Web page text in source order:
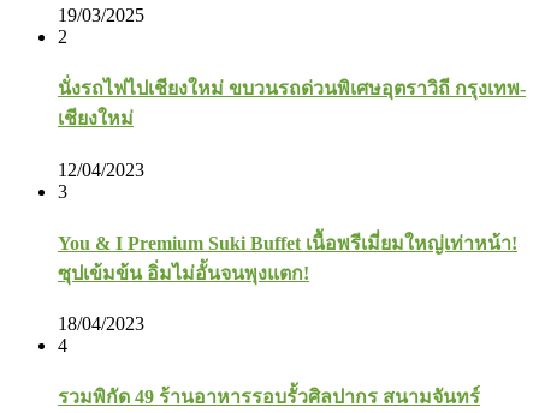
19/03/2025
2
นั่งรถไฟไปเชียงใหม่ ขบวนรถด่วนพิเศษอุตราวิถี กรุงเทพ-
เชียงใหม่
12/04/2023
3
You & I Premium Suki Buffet เนื้อพรีเมี่ยมใหญ่เท่าหน้า!
ซุปเข้มข้น อิ่มไม่อั้นจนพุงแตก!
18/04/2023
4
รวมพิกัด 49 ร้านอาหารรอบรั้วศิลปากร สนามจันทร์